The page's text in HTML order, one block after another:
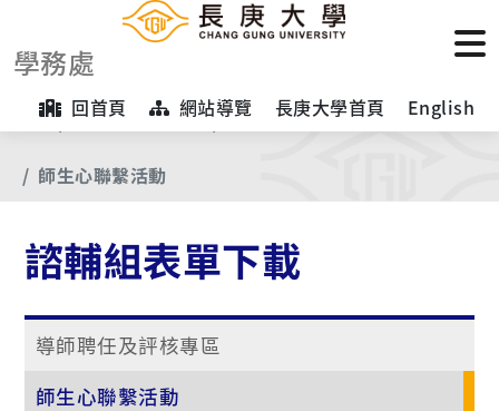
學務處
回首頁 網站導覽 長庚大學首頁 English
首頁 【表單下載區】
諮輔組表單下載
師生心聯繫活動
諮輔組表單下載
導師聘任及評核專區
師生心聯繫活動